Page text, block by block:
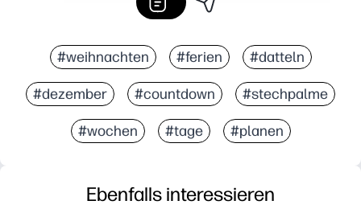
#weihnachten #ferien #datteln
#dezember #countdown #stechpalme
#wochen #tage #planen
Ebenfalls interessieren